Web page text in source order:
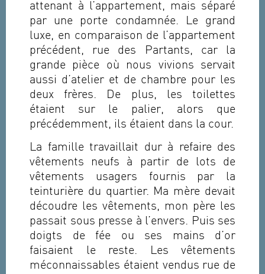
attenant à l’appartement, mais séparé
par une porte condamnée. Le grand
luxe, en comparaison de l’appartement
précédent, rue des Partants, car la
grande pièce où nous vivions servait
aussi d’atelier et de chambre pour les
deux frères. De plus, les toilettes
étaient sur le palier, alors que
précédemment, ils étaient dans la cour.
La famille travaillait dur à refaire des
vêtements neufs à partir de lots de
vêtements usagers fournis par la
teinturière du quartier. Ma mère devait
découdre les vêtements, mon père les
passait sous presse à l’envers. Puis ses
doigts de fée ou ses mains d’or
faisaient le reste. Les vêtements
méconnaissables étaient vendus rue de